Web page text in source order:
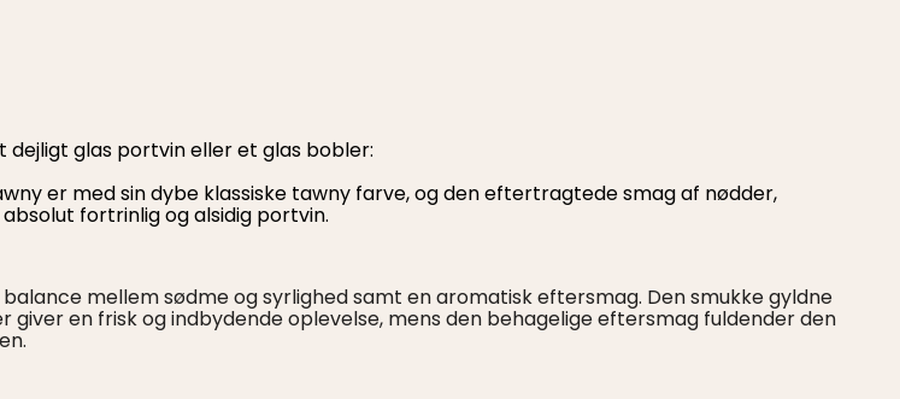
dejligt glas portvin eller et glas bobler:
er med sin dybe klassiske tawny farve, og den eftertragtede smag af nødder,
fortrinlig og alsidig portvin.
mellem sødme og syrlighed samt en aromatisk eftersmag. Den smukke gyldne
giver en frisk og indbydende oplevelse, mens den behagelige eftersmag fuldender den